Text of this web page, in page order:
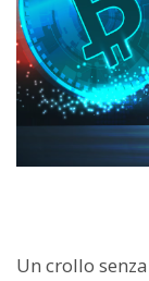
Un crollo